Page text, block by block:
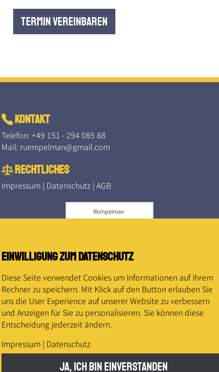
TERMIN VEREINBAREN
kontakt
Telefon:+49 151 - 294 085 88
Mail: ruempelman@gmail.com
rechtliches
Impressum | Datenschutz |AGB
Einwilligung zum Datenschutz
Diese Seite verwendet Cookies um Informationen auf Ihrem
Rechner zu speichern. Mit Klick auf den Button erlauben Sie
uns die User Experience auf unserer Website zu verbessern
und Anzeigen für Sie zu personalisieren. Sie können diese
Entscheidung jederzeit ändern.
Impressum | Datenschutz
JA, ICH BIN EINVERSTANDEN